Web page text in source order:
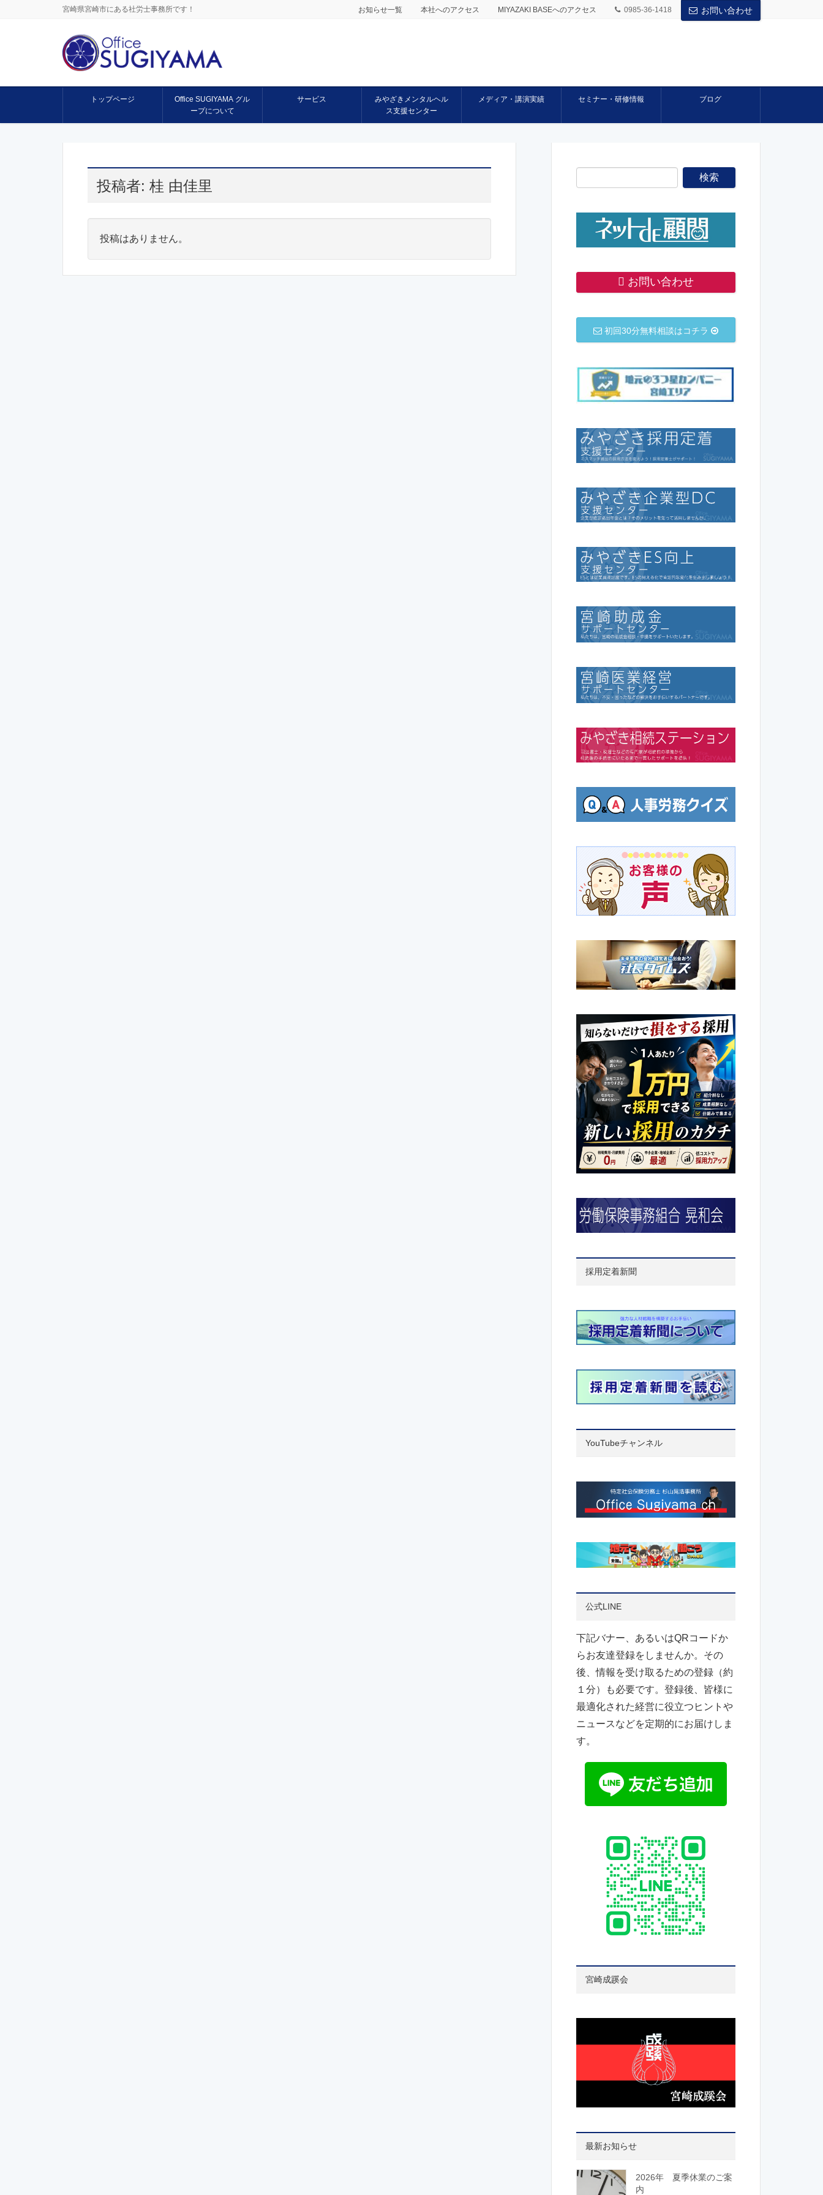
宮崎県宮崎市にある社労士事務所です！ お知らせ一覧 本社へのアクセス MIYAZAKI BASEへのアクセス 0985-36-1418 お問い合わせ
トップページ
Office SUGIYAMA グル
ープについて
サービス
みやざきメンタルヘル
ス支援センター
メディア・講演実績 セミナー・研修情報 ブログ
投稿者: 桂 由佳里
投稿はありません。
お問い合わせ
初回30分無料相談はコチラ
採用定着新聞
YouTubeチャンネル
公式LINE
下記バナー、あるいはQRコードか
らお友達登録をしませんか。その
後、情報を受け取るための登録（約
１分）も必要です。登録後、皆様に
最適化された経営に役立つヒントや
ニュースなどを定期的にお届けしま
す。
宮崎成蹊会
最新お知らせ
2026年 夏季休業のご案
内